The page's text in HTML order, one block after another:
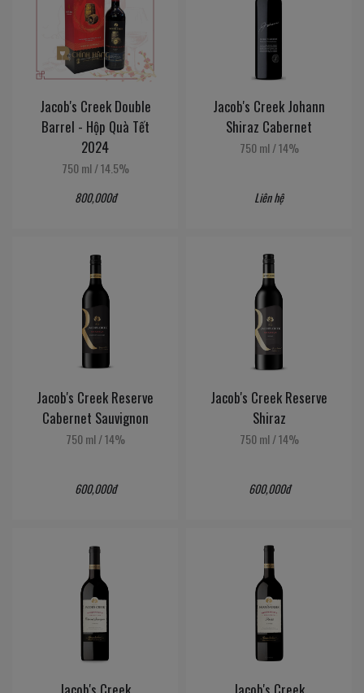
Jacob's Creek Double
Barrel - Hộp Quà Tết
2024
750 ml /14.5%
800,000đ
Jacob's Creek Johann
Shiraz Cabernet
750 ml /14%
Liên hệ
Jacob's Creek Reserve
Cabernet Sauvignon
750 ml/14%
600,000đ
Jacob's Creek Reserve
Shiraz
750 ml/14%
600,000đ